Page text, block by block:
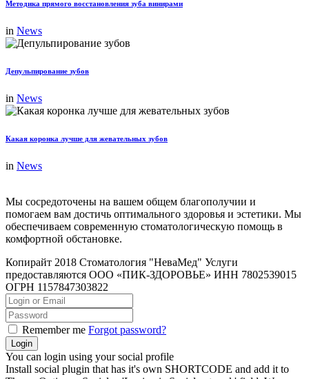
Методика прямого восстановления зуба винирами
in News
Депульпирование зубов
in News
Какая коронка лучше для жевательных зубов
in News
Мы сосредоточены на вашем общем благополучии и
помогаем вам достичь оптимального здоровья и эстетики. Мы
обеспечиваем современную стоматологическую помощь в
комфортной обстановке.
Копирайт 2018 Стоматология "НеваМед" Услуги
предоставляются ООО «ПИК-ЗДОРОВЬЕ» ИНН 7802539015
ОГРН 1157847303822
Remember me Forgot password?
You can login using your social profile
Install social plugin that has it's own SHORTCODE and add it to